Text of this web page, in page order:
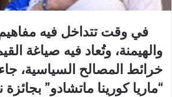
في وقت تتداخل فيه مفاهيم
والهيمنة، وتُعاد فيه صياغة
خرائط المصالح السياسية،
“ماريا كورينا ماتشادو”